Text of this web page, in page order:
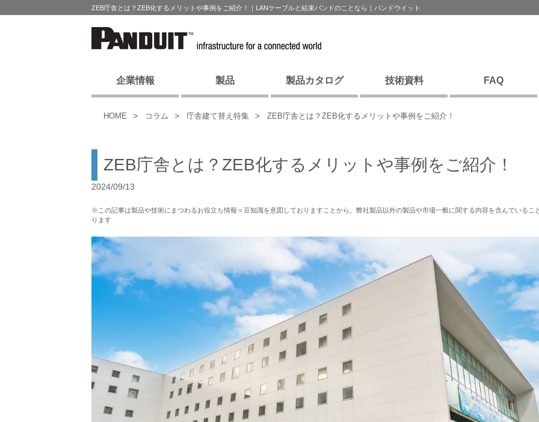
ZEB庁舎とは？ZEB化するメリットや事例をご紹介！｜LANケーブルと結束バンドのことなら｜パンドウイット
企業情報 製品 製品カタログ 技術資料 FAQ
HOME コラム 庁舎建て替え特集 ZEB庁舎とは？ZEB化するメリットや事例をご紹介！
ZEB庁舎とは？ZEB化するメリットや事例をご紹介！
2024/09/13
※この記事は製品や技術にまつわるお役立ち情報＝豆知識を意図しておりますことから、弊社製品以外の製品や市場一般に関する内容を含んでいるこ
ります